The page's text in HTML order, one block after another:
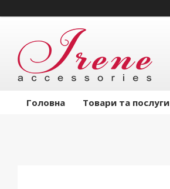
Головна Товари та послуги